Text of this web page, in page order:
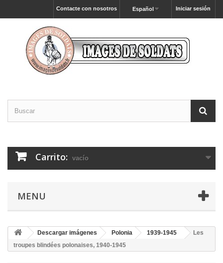
Iniciar sesión
Español
Contacte con nosotros
Carrito: vacío
MENU
Descargar imágenes Polonia 1939-1945
Les
troupes blindées polonaises, 1940-1945